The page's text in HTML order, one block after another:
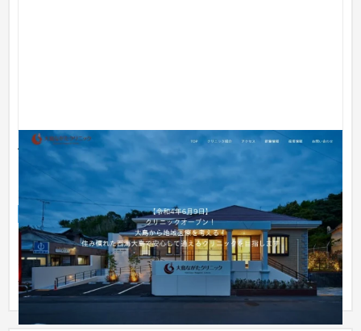
長崎県西海大島の整形外科、リウマチ、リハビリテー
ションクリニック『大島ながたクリニック』様 ホー
ムページ制作
企業サイト クリニック 〜30万円
2022年6月9日に開院予定の『大島ながたクリニック』様のホー
ムページを制作いたしました。 クリニックの建物の雰囲気に合
わせた...